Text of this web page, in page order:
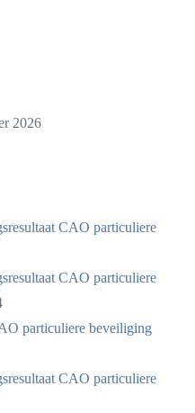
2026
CAO particuliere
CAO particuliere
particuliere beveiliging
CAO particuliere